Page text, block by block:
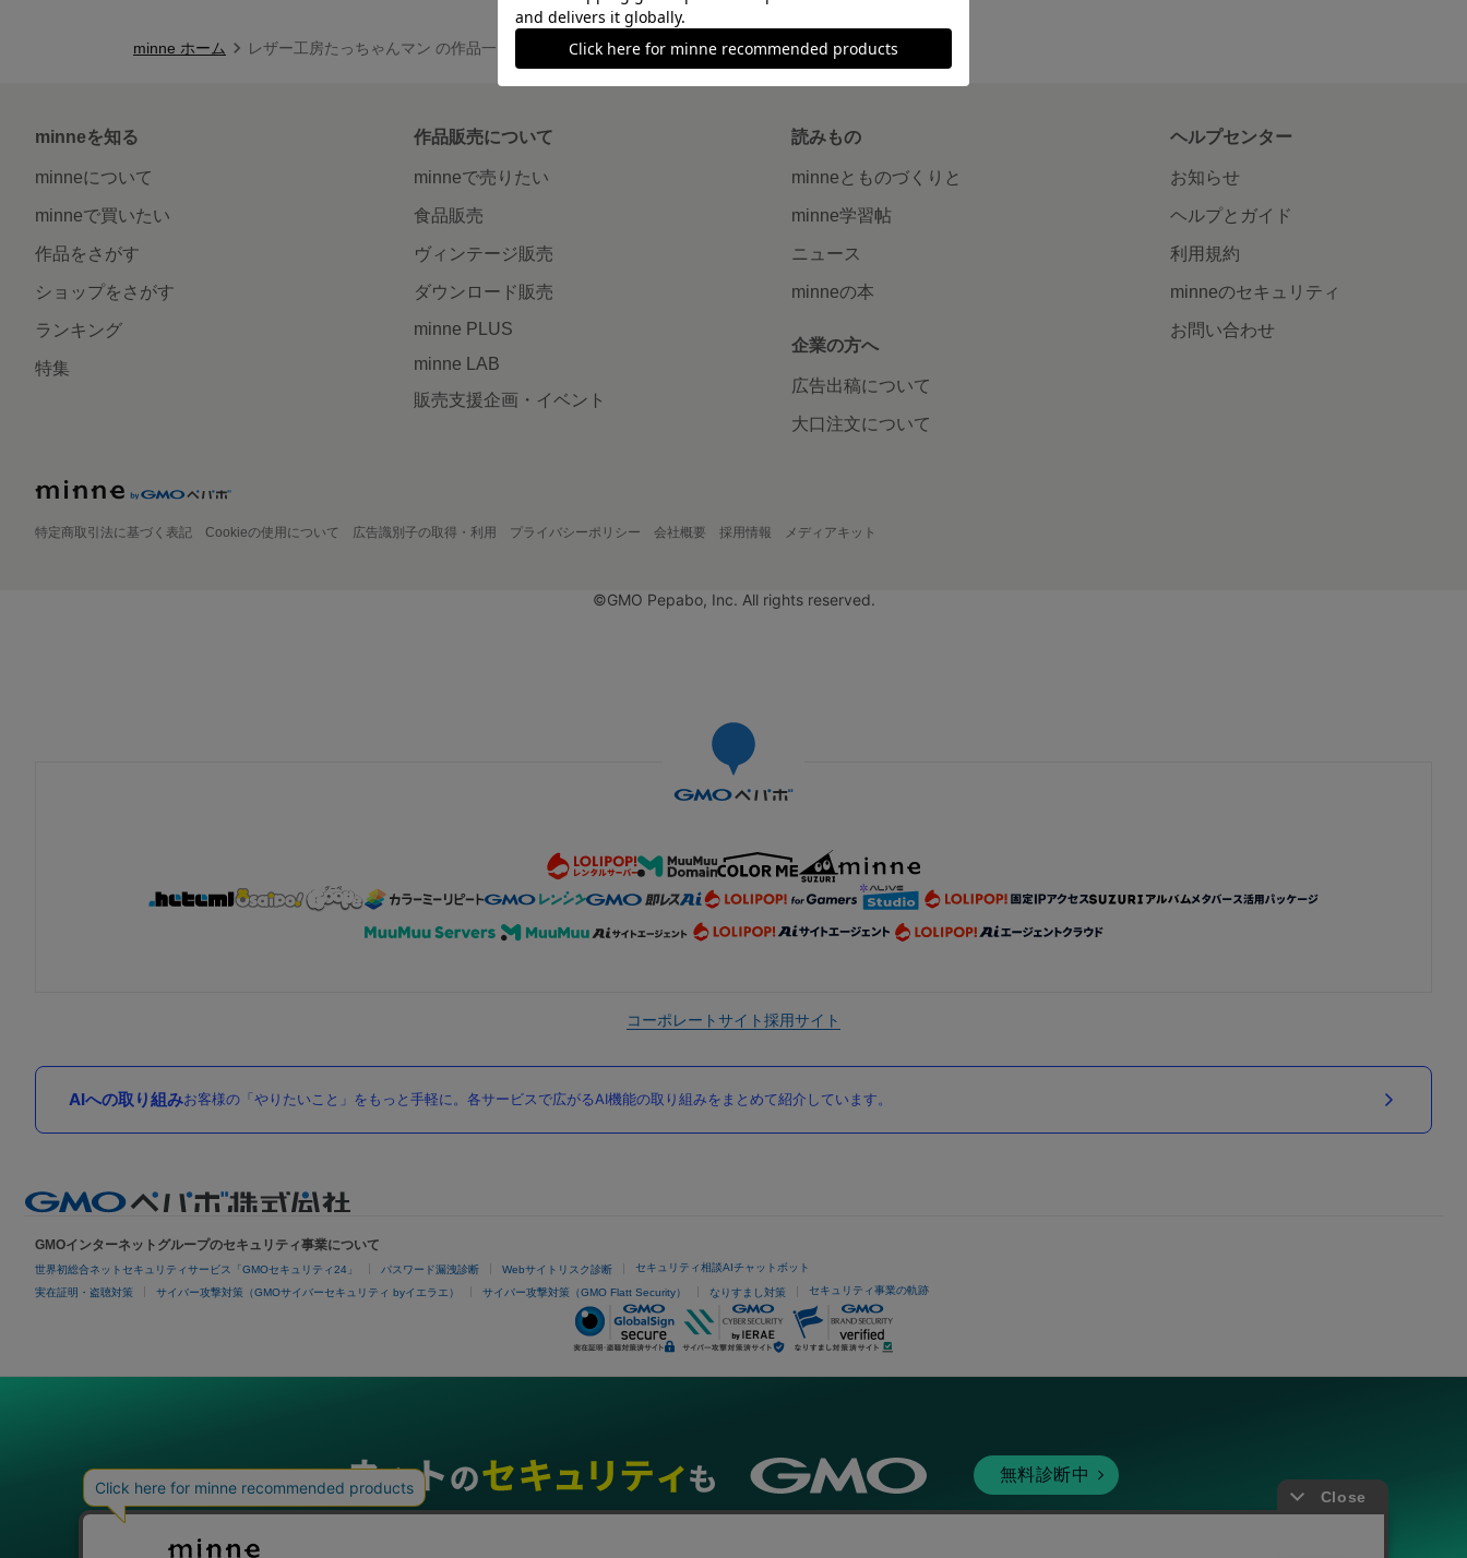
minne ホーム レザー工房たっちゃんマン の作品一覧
minneを知る
minneについて
minneで買いたい
作品をさがす
ショップをさがす
ランキング
特集
作品販売について
minneで売りたい
食品販売
ヴィンテージ販売
ダウンロード販売
minne PLUS
minne LAB
販売支援企画・イベント
読みもの
minneとものづくりと
minne学習帖
ニュース
minneの本
企業の方へ
広告出稿について
大口注文について
ヘルプセンター
お知らせ
ヘルプとガイド
利用規約
minneのセキュリティ
お問い合わせ
特定商取引法に基づく表記 Cookieの使用について 広告識別子の取得・利用 プライバシーポリシー 会社概要 採用情報 メディアキット
©GMO Pepabo, Inc. All rights reserved.
コーポレートサイト採用サイト
AIへの取り組みお客様の「やりたいこと」をもっと手軽に。各サービスで広がるAI機能の取り組みをまとめて紹介しています。
GMOインターネットグループのセキュリティ事業について
世界初総合ネットセキュリティサービス「GMOセキュリティ24」 パスワード漏洩診断 Webサイトリスク診断 セキュリティ相談AIチャットボット
実在証明・盗聴対策 サイバー攻撃対策（GMOサイバーセキュリティ byイエラエ） サイバー攻撃対策（GMO Flatt Security） なりすまし対策 セキュリティ事業の軌跡
無料診断中